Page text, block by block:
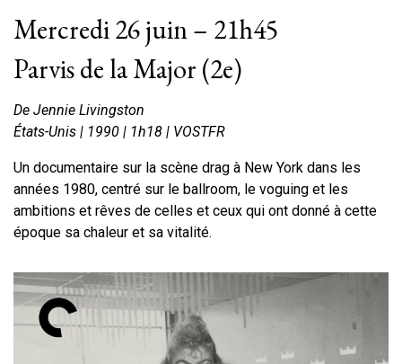
Mercredi 26 juin – 21h45
Parvis de la Major (2e)
De Jennie Livingston
États-Unis | 1990 | 1h18 | VOSTFR
Un documentaire sur la scène drag à New York dans les
années 1980, centré sur le ballroom, le voguing et les
ambitions et rêves de celles et ceux qui ont donné à cette
époque sa chaleur et sa vitalité.